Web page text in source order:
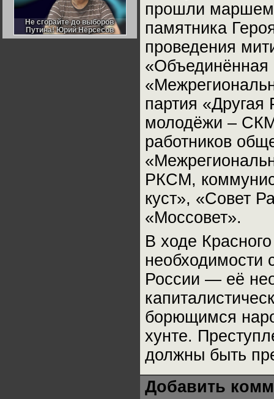
Германии:
парламентская
демократия или
диктатура
пролетариата?
Деятельность
Не сгорайте до выборов
Путина! Юрий Нерсесов
Не сгорайте до выборов
Путина! Юрий Нерсесов
прошли маршем
памятника
проведения
«Объединённая
партия
молодёжи –
работников
РКСМ,
куст», «Совет
«Моссовет».
В ходе
необходимости
России — её
борющимся
хунте.
должны быть
Добавить